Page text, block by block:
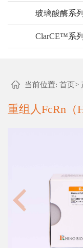
玻璃酸酶系列
ClarCE™系列
当前位置: 首页>
重组人FcRn（